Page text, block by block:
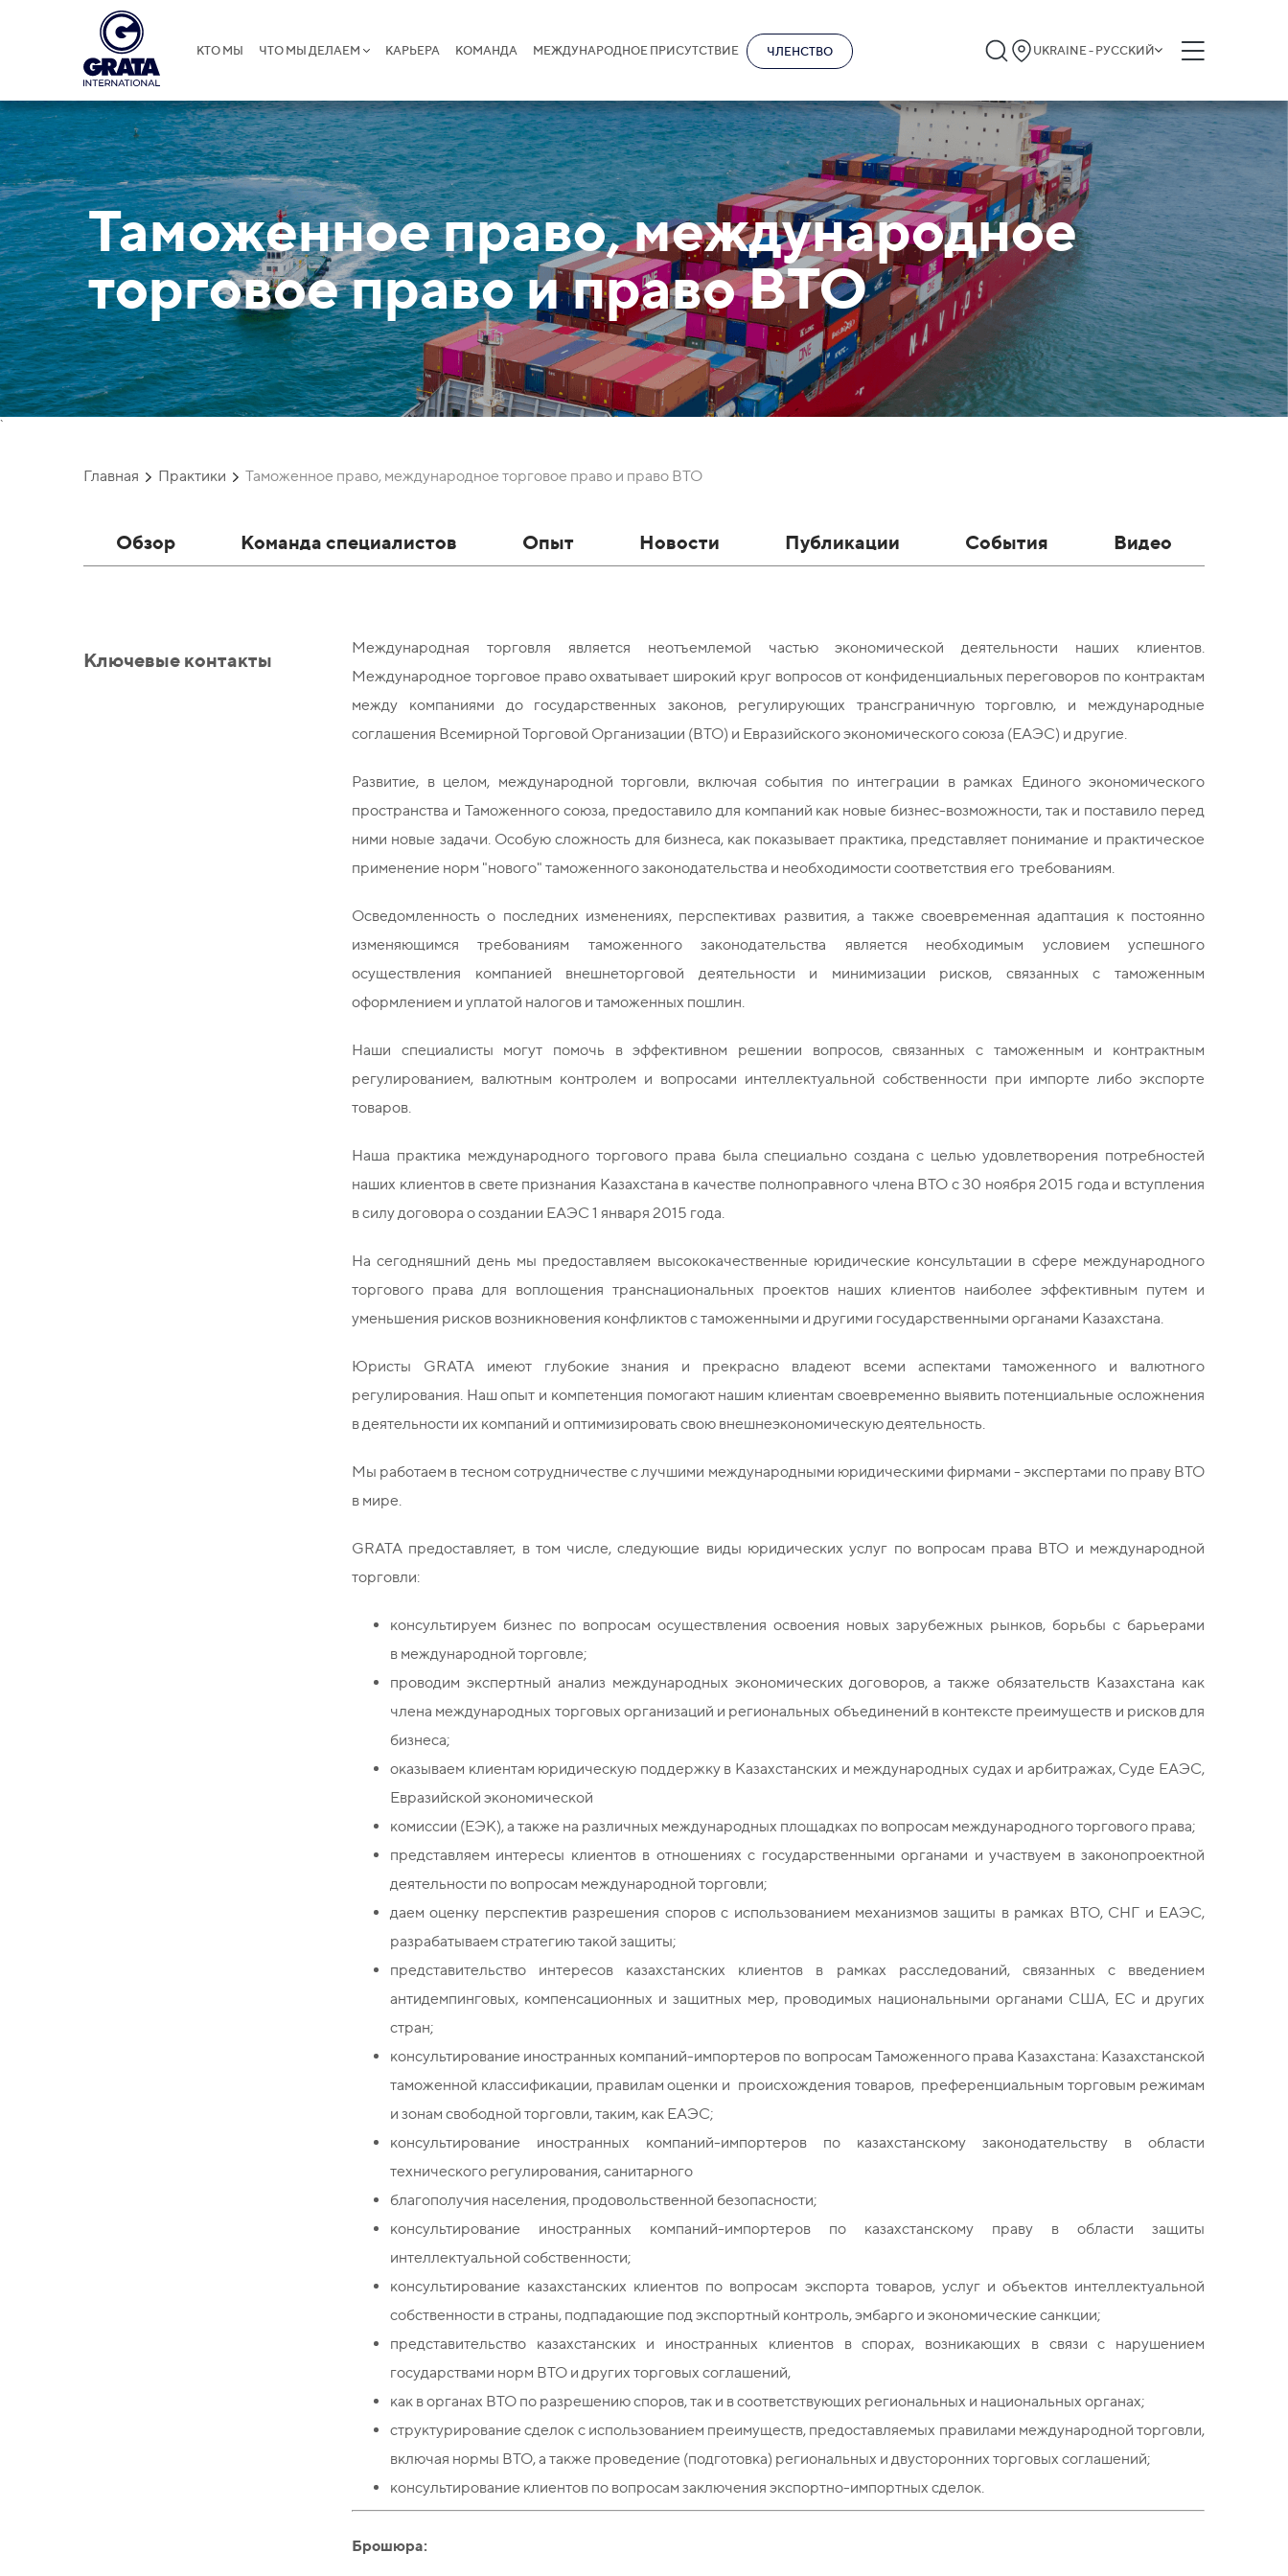
КТО МЫ ЧТО МЫ ДЕЛАЕМ КАРЬЕРА КОМАНДА МЕЖДУНАРОДНОЕ ПРИСУТСТВИЕ ЧЛЕНСТВО UKRAINE - РУССКИЙ
Таможенное право, международное
торговое право и право ВТО
`
Главная Практики Таможенное право, международное торговое право и право ВТО
Обзор Команда специалистов Опыт Новости Публикации События Видео
Ключевые контакты
Международная торговля является неотъемлемой частью экономической деятельности наших клиентов.
Международное торговое право охватывает широкий круг вопросов от конфиденциальных переговоров по контрактам
между компаниями до государственных законов, регулирующих трансграничную торговлю, и международные
соглашения Всемирной Торговой Организации (ВТО) и Евразийского экономического союза (ЕАЭС) и другие.
Развитие, в целом, международной торговли, включая события по интеграции в рамках Единого экономического
пространства и Таможенного союза, предоставило для компаний как новые бизнес-возможности, так и поставило перед
ними новые задачи. Особую сложность для бизнеса, как показывает практика, представляет понимание и практическое
применение норм "нового" таможенного законодательства и необходимости соответствия его требованиям.
Осведомленность о последних изменениях, перспективах развития, а также своевременная адаптация к постоянно
изменяющимся требованиям таможенного законодательства является необходимым условием успешного
осуществления компанией внешнеторговой деятельности и минимизации рисков, связанных с таможенным
оформлением и уплатой налогов и таможенных пошлин.
Наши специалисты могут помочь в эффективном решении вопросов, связанных с таможенным и контрактным
регулированием, валютным контролем и вопросами интеллектуальной собственности при импорте либо экспорте
товаров.
Наша практика международного торгового права была специально создана с целью удовлетворения потребностей
наших клиентов в свете признания Казахстана в качестве полноправного члена ВТО с 30 ноября 2015 года и вступления
в силу договора о создании ЕАЭС 1 января 2015 года.
На сегодняшний день мы предоставляем высококачественные юридические консультации в сфере международного
торгового права для воплощения транснациональных проектов наших клиентов наиболее эффективным путем и
уменьшения рисков возникновения конфликтов с таможенными и другими государственными органами Казахстана.
Юристы GRATA имеют глубокие знания и прекрасно владеют всеми аспектами таможенного и валютного
регулирования. Наш опыт и компетенция помогают нашим клиентам своевременно выявить потенциальные осложнения
в деятельности их компаний и оптимизировать свою внешнеэкономическую деятельность.
Мы работаем в тесном сотрудничестве с лучшими международными юридическими фирмами - экспертами по праву ВТО
в мире.
GRATA предоставляет, в том числе, следующие виды юридических услуг по вопросам права ВТО и международной
торговли:
консультируем бизнес по вопросам осуществления освоения новых зарубежных рынков, борьбы с барьерами
в международной торговле;
проводим экспертный анализ международных экономических договоров, а также обязательств Казахстана как
члена международных торговых организаций и региональных объединений в контексте преимуществ и рисков для
бизнеса;
оказываем клиентам юридическую поддержку в Казахстанских и международных судах и арбитражах, Суде ЕАЭС,
Евразийской экономической
комиссии (ЕЭК), а также на различных международных площадках по вопросам международного торгового права;
представляем интересы клиентов в отношениях с государственными органами и участвуем в законопроектной
деятельности по вопросам международной торговли;
даем оценку перспектив разрешения споров с использованием механизмов защиты в рамках ВТО, СНГ и ЕАЭС,
разрабатываем стратегию такой защиты;
представительство интересов казахстанских клиентов в рамках расследований, связанных с введением
антидемпинговых, компенсационных и защитных мер, проводимых национальными органами США, ЕС и других
стран;
консультирование иностранных компаний-импортеров по вопросам Таможенного права Казахстана: Казахстанской
таможенной классификации, правилам оценки и происхождения товаров, преференциальным торговым режимам
и зонам свободной торговли, таким, как ЕАЭС;
консультирование иностранных компаний-импортеров по казахстанскому законодательству в области
технического регулирования, санитарного
благополучия населения, продовольственной безопасности;
консультирование иностранных компаний-импортеров по казахстанскому праву в области защиты
интеллектуальной собственности;
консультирование казахстанских клиентов по вопросам экспорта товаров, услуг и объектов интеллектуальной
собственности в страны, подпадающие под экспортный контроль, эмбарго и экономические санкции;
представительство казахстанских и иностранных клиентов в спорах, возникающих в связи с нарушением
государствами норм ВТО и других торговых соглашений,
как в органах ВТО по разрешению споров, так и в соответствующих региональных и национальных органах;
структурирование сделок с использованием преимуществ, предоставляемых правилами международной торговли,
включая нормы ВТО, а также проведение (подготовка) региональных и двусторонних торговых соглашений;
консультирование клиентов по вопросам заключения экспортно-импортных сделок.
Брошюра: